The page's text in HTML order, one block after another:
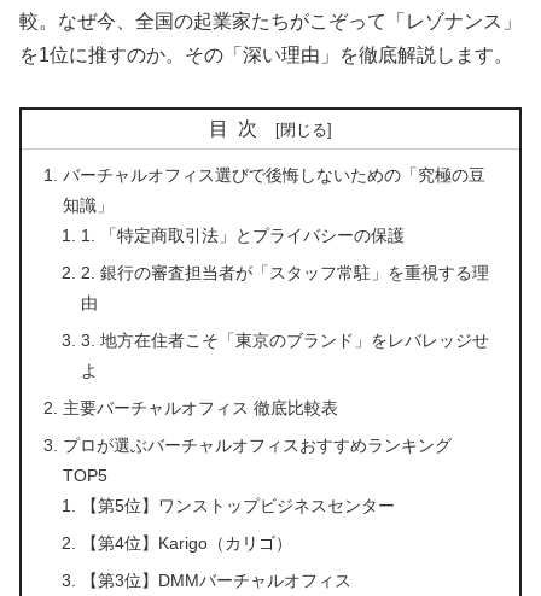
較。なぜ今、全国の起業家たちがこぞって
「レゾナンス」
を1位に推すのか。その「深い理由」を徹底解説します。
目次
バーチャルオフィス選びで後悔しないための「究極の豆
知識」
1. 「特定商取引法」とプライバシーの保護
2. 銀行の審査担当者が「スタッフ常駐」を重視する理
由
3. 地方在住者こそ「東京のブランド」をレバレッジせ
よ
主要バーチャルオフィス 徹底比較表
プロが選ぶバーチャルオフィスおすすめランキング
TOP5
【第5位】ワンストップビジネスセンター
【第4位】Karigo（カリゴ）
【第3位】DMMバーチャルオフィス